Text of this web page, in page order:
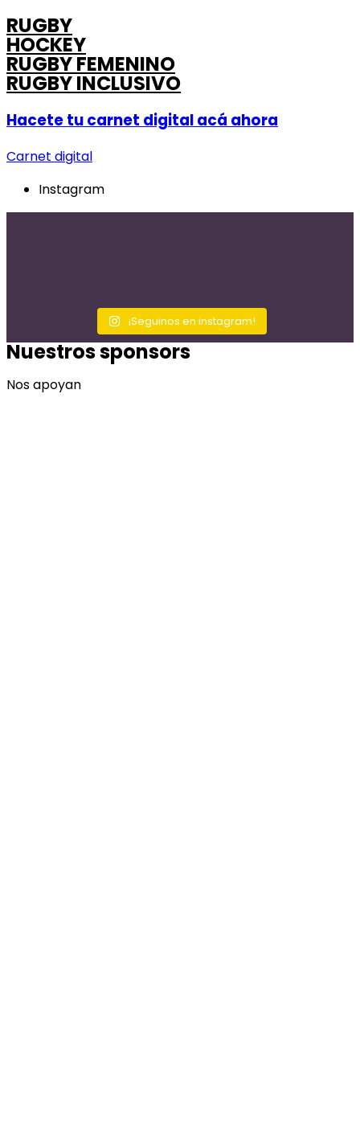
RUGBY
HOCKEY
RUGBY FEMENINO
RUGBY INCLUSIVO
Hacete tu carnet digitalacá ahora
Carnet digital
Instagram
¡Seguinos en instagram!
Nuestros sponsors
Nos apoyan